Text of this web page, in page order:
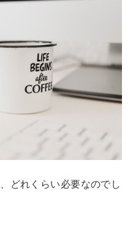
どれくらい必要なのでし